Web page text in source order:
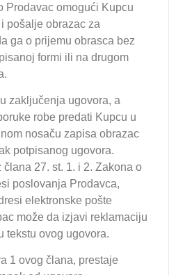
Prodavac omogući Kupcu
pošalje obrazac za
ga o prijemu obrasca bez
formi ili na drugom
zaključenja ugovora, a
robe predati Kupcu u
nosaču zapisa obrazac
potpisanog ugovora.
27. st. 1. i 2. Zakona o
poslovanja Prodavca,
elektronske pošte
može da izjavi reklamaciju
tekstu ovog ugovora.
1 ovog člana, prestaje